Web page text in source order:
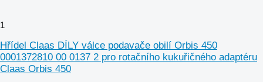
1
Hřídel Claas DÍLY válce podavače obilí Orbis 450
0001372810 00 0137 2 pro rotačního kukuřičného adaptéru
Claas Orbis 450